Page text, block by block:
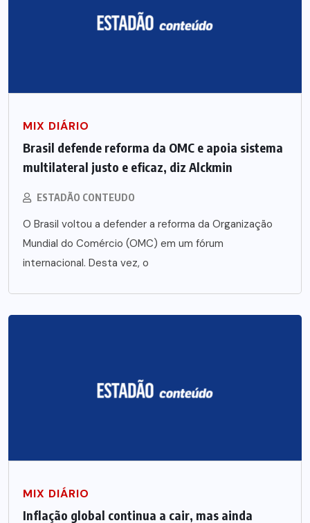
MIX DIÁRIO
Brasil defende reforma da OMC e apoia sistema
multilateral justo e eficaz, diz Alckmin
ESTADÃO CONTEUDO
O Brasil voltou a defender a reforma da Organização
Mundial do Comércio (OMC) em um fórum
internacional. Desta vez, o
MIX DIÁRIO
Inflação global continua a cair, mas ainda